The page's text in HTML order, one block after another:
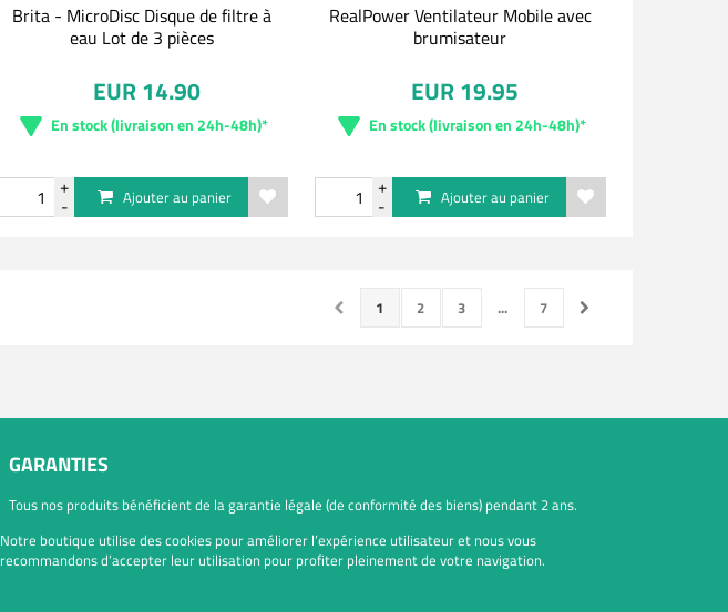
Brita - MicroDisc Disque de filtre à
eau Lot de 3 pièces
EUR 14.90
En stock (livraison en 24h-48h)*
Ajouter au panier
RealPower Ventilateur Mobile avec
brumisateur
EUR 19.95
En stock (livraison en 24h-48h)*
Ajouter au panier
1 2 3 ... 7
GARANTIES
Tous nos produits bénéficient de la garantie légale (de conformité des biens) pendant 2 ans.
Notre boutique utilise des cookies pour améliorer l’expérience utilisateur et nous vous
recommandons d’accepter leur utilisation pour profiter pleinement de votre navigation.